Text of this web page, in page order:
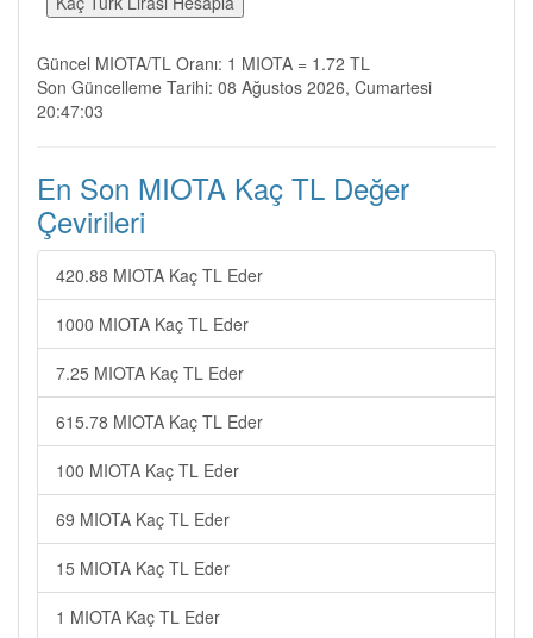
Güncel MIOTA/TL Oranı: 1 MIOTA = 1.72 TL
Son Güncelleme Tarihi: 08 Ağustos 2026, Cumartesi
20:47:03
En Son MIOTA Kaç TL Değer
Çevirileri
420.88 MIOTA Kaç TL Eder
1000 MIOTA Kaç TL Eder
7.25 MIOTA Kaç TL Eder
615.78 MIOTA Kaç TL Eder
100 MIOTA Kaç TL Eder
69 MIOTA Kaç TL Eder
15 MIOTA Kaç TL Eder
1 MIOTA Kaç TL Eder